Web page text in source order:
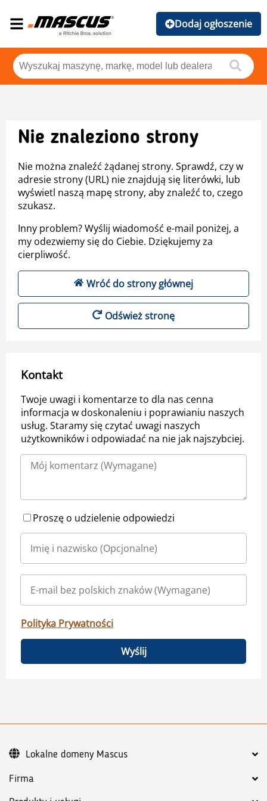
Dodaj ogłoszenie
Nie znaleziono strony
Nie można znaleźć żądanej strony. Sprawdź, czy w
adresie strony (URL) nie znajdują się literówki, lub
wyświetl naszą mapę strony, aby znaleźć to, czego
szukasz.
Inny problem? Wyślij wiadomość e-mail poniżej, a
my odezwiemy się do Ciebie. Dziękujemy za
cierpliwość.
Wróć do strony głównej
Odśwież stronę
Kontakt
Twoje uwagi i komentarze to dla nas cenna
informacja w doskonaleniu i poprawianiu naszych
usług. Staramy się czytać uwagi naszych
użytkowników i odpowiadać na nie jak najszybciej.
Proszę o udzielenie odpowiedzi
Polityka Prywatności
Wyślij
Firma
Lokalne domeny Mascus